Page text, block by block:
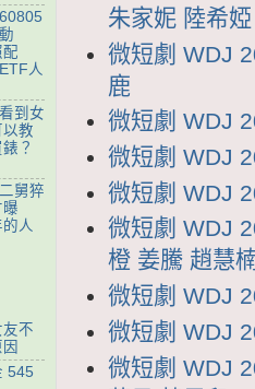
朱家妮 陸希
微短劇 WDJ
鹿
微短劇 WDJ
微短劇 WDJ
微短劇 WDJ
微短劇 WDJ
橙 姜騰 趙慧
微短劇 WDJ
微短劇 WDJ
微短劇 WDJ
人
到女
教
？
舅猝
人
不
545